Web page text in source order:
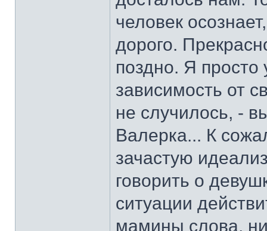
человек
дорого.
поздно. Я просто
зависимость от
не случилось, -
Валерка... К
зачастую
говорить о
ситуации
мамины слова,